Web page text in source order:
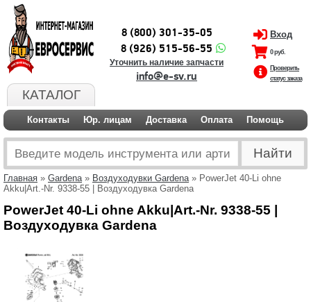
КАТАЛОГ
8 (800) 301-35-05
8 (926) 515-56-55
Уточнить наличие запчасти
info@e-sv.ru
Вход
0 руб.
Проверить
статус заказа
Контакты Юр. лицам Доставка Оплата Помощь
Главная » Gardena» Воздуходувки Gardena» PowerJet 40-Li ohne
Akku|Art.-Nr. 9338-55 | Воздуходувка Gardena
PowerJet 40-Li ohne Akku|Art.-Nr. 9338-55 |
Воздуходувка Gardena